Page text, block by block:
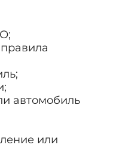
автомобиль
или